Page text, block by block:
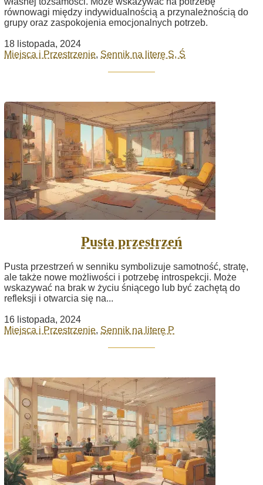
równowagi między indywidualnością a przynależnością do
grupy oraz zaspokojenia emocjonalnych potrzeb.
18 listopada, 2024
Miejsca i Przestrzenie, Sennik na literę S, Ś
Pusta przestrzeń
Pusta przestrzeń w senniku symbolizuje samotność, stratę,
ale także nowe możliwości i potrzebę introspekcji. Może
wskazywać na brak w życiu śniącego lub być zachętą do
refleksji i otwarcia się na...
16 listopada, 2024
Miejsca i Przestrzenie, Sennik na literę P